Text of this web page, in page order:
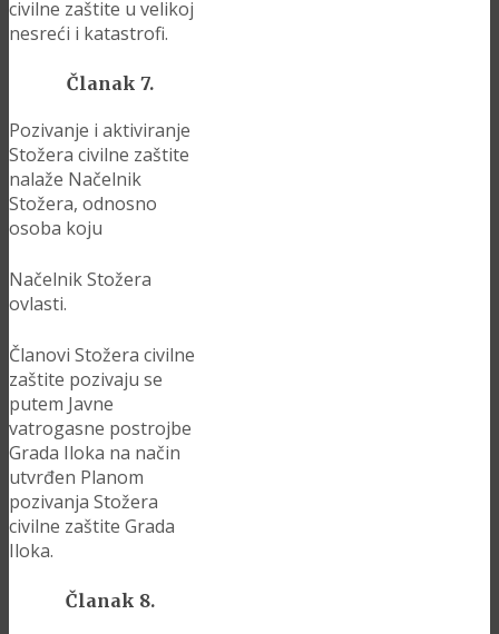
civilne zaštite u velikoj
nesreći i katastrofi.
Članak 7.
Pozivanje i aktiviranje
Stožera civilne zaštite
nalaže Načelnik
Stožera, odnosno
osoba koju
Načelnik Stožera
ovlasti.
Članovi Stožera civilne
zaštite pozivaju se
putem Javne
vatrogasne postrojbe
Grada Iloka na način
utvrđen Planom
pozivanja Stožera
civilne zaštite Grada
Iloka.
Članak 8.